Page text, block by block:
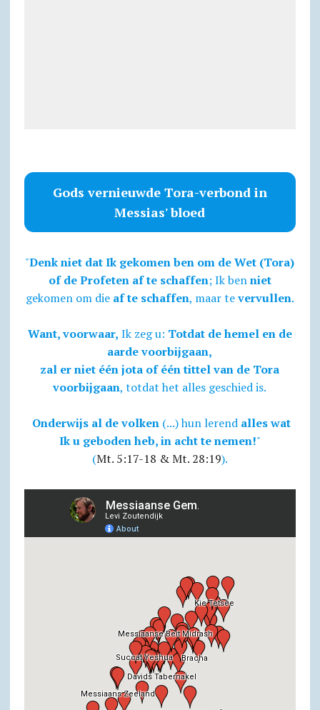
Gods vernieuwde Tora-verbond in
Messias' bloed
"Denk niet dat Ik gekomen ben om de Wet (Tora)
of de Profeten af te schaffen; Ik benniet
gekomen om die af te schaffen, maar tevervullen.
Want, voorwaar, Ik zeg u: Totdat de hemel en de
aarde voorbijgaan,
zal er niet één jota of één tittel van de Tora
voorbijgaan, totdat het alles geschied is.
Onderwijs al de volken(...) hun lerend alles wat
Ik u geboden heb, in acht te nemen!"
(Mt. 5:17-18 & Mt. 28:19).